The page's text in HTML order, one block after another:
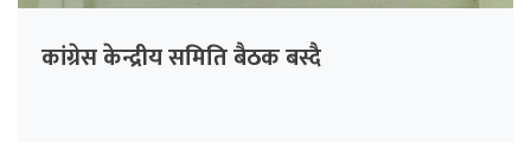
कांग्रेस केन्द्रीय समिति बैठक बस्दै